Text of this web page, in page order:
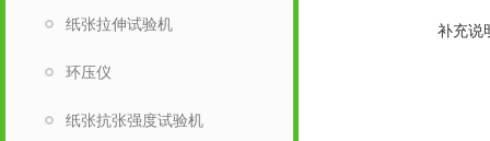
补充说
纸张拉伸试验机
环压仪
纸张抗张强度试验机